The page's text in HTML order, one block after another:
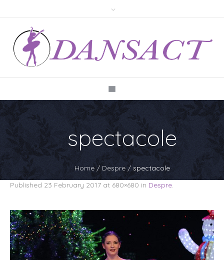
spectacole
Home / Despre /spectacole
Published 23 February 2017 at 680×680 in Despre.